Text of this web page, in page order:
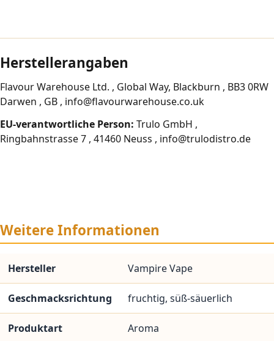
Herstellerangaben
Flavour Warehouse Ltd. , Global Way, Blackburn , BB3 0RW
Darwen , GB , info@flavourwarehouse.co.uk
EU-verantwortliche Person: Trulo GmbH ,
Ringbahnstrasse 7 , 41460 Neuss , info@trulodistro.de
Weitere Informationen
Hersteller Vampire Vape
Geschmacksrichtung fruchtig, süß-säuerlich
Produktart Aroma